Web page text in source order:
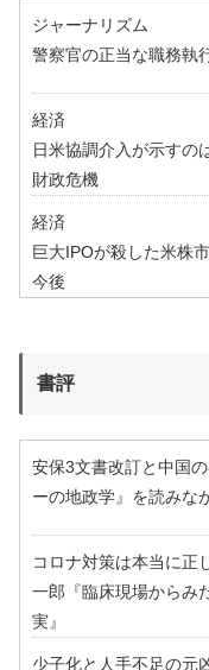
ジャーナリズム
警察官の正当な職務執
経済
日米協調介入が示すの
財政危機
経済
巨大IPOが殺した米株
今後
書評
安保3文書改訂と中国
ーの地政学』を読みな
コロナ対策は本当に正
一郎『臨床現場からみ
実』
少子化と人手不足の元